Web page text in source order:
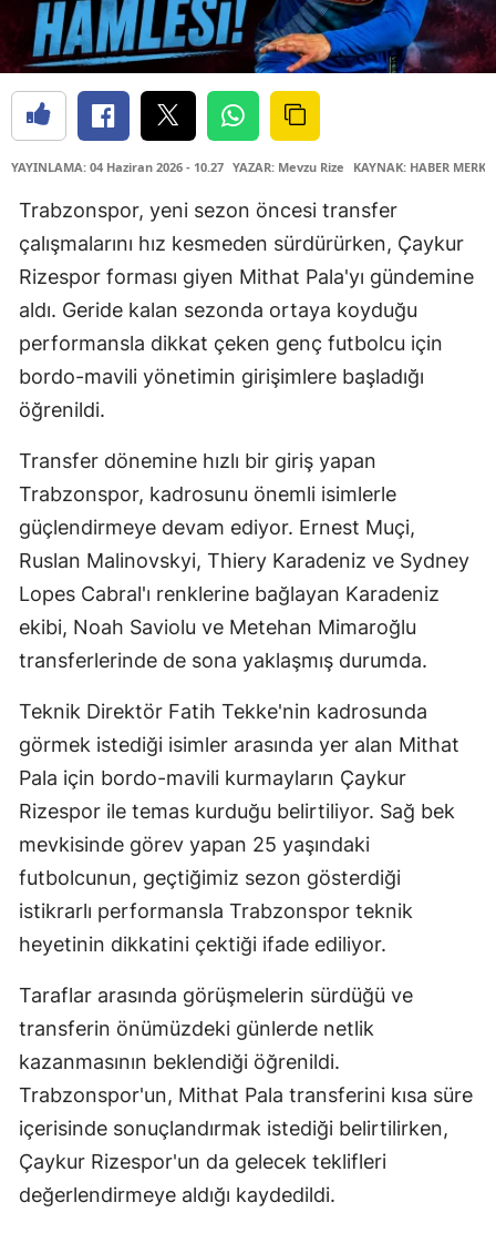
YAYINLAMA: 04 Haziran 2026 - 10.27 YAZAR: Mevzu Rize KAYNAK: HABER
Trabzonspor, yeni sezon öncesi transfer
çalışmalarını hız kesmeden sürdürürken, Çaykur
Rizespor forması giyen Mithat Pala'yı gündemine
aldı. Geride kalan sezonda ortaya koyduğu
performansla dikkat çeken genç futbolcu için
bordo-mavili yönetimin girişimlere başladığı
öğrenildi.
Transfer dönemine hızlı bir giriş yapan
Trabzonspor, kadrosunu önemli isimlerle
güçlendirmeye devam ediyor. Ernest Muçi,
Ruslan Malinovskyi, Thiery Karadeniz ve Sydney
Lopes Cabral'ı renklerine bağlayan Karadeniz
ekibi, Noah Saviolu ve Metehan Mimaroğlu
transferlerinde de sona yaklaşmış durumda.
Teknik Direktör Fatih Tekke'nin kadrosunda
görmek istediği isimler arasında yer alan Mithat
Pala için bordo-mavili kurmayların Çaykur
Rizespor ile temas kurduğu belirtiliyor. Sağ bek
mevkisinde görev yapan 25 yaşındaki
futbolcunun, geçtiğimiz sezon gösterdiği
istikrarlı performansla Trabzonspor teknik
heyetinin dikkatini çektiği ifade ediliyor.
Taraflar arasında görüşmelerin sürdüğü ve
transferin önümüzdeki günlerde netlik
kazanmasının beklendiği öğrenildi.
Trabzonspor'un, Mithat Pala transferini kısa süre
içerisinde sonuçlandırmak istediği belirtilirken,
Çaykur Rizespor'un da gelecek teklifleri
değerlendirmeye aldığı kaydedildi.